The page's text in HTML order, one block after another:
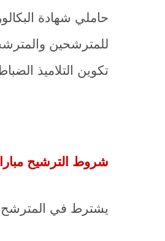
حاملي شهادة
للمترشحين
تكوين التلاميذ الضباط
شروط الترشيح
يشترط في